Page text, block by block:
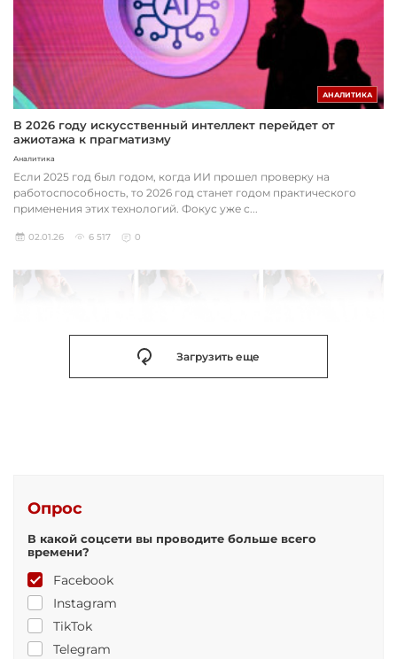
АНАЛИТИКА
В 2026 году искусственный интеллект перейдет от
ажиотажа к прагматизму
Аналитика
Если 2025 год был годом, когда ИИ прошел проверку на
работоспособность, то 2026 год станет годом практического
применения этих технологий. Фокус уже с...
02.01.26 6 517 0
Загрузить еще
Опрос
В какой соцсети вы проводите больше всего
времени?
Facebook
Instagram
TikTok
Telegram